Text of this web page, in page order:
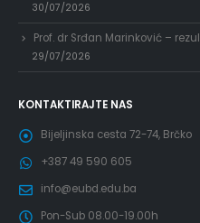
30/07/2026
Prof. dr Srđan Marinković –
29/07/2026
KONTAKTIRAJTE NAS
Bijeljinska cesta 72-74, Brčko
+387 49 590 605
info@eubd.edu.ba
Pon-Sub 08.00-19.00h